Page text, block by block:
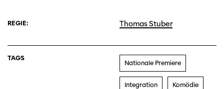
REGIE: Thomas Stuber
TAGS
Nationale Premiere
Integration Komödie